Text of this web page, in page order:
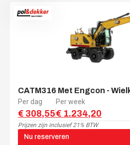
CATM316 Met Engcon -
Per dag
€ 308,55
Per week
€ 1.234,20
Prijzen zijn inclusief 21% BTW
Nu reserveren